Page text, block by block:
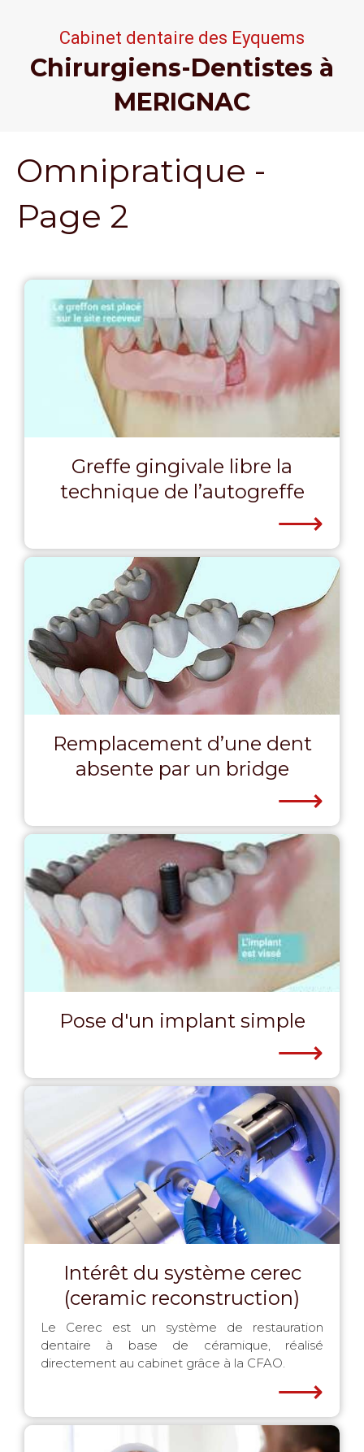
Cabinet dentaire des Eyquems
Chirurgiens-Dentistes à
MERIGNAC
Omnipratique -
Page 2
Greffe gingivale libre la
technique de l’autogreffe
⟶
Remplacement d’une dent
absente par un bridge
⟶
Pose d'un implant simple
⟶
Intérêt du système cerec
(ceramic reconstruction)
Le Cerec est un système de restauration
dentaire à base de céramique, réalisé
directement au cabinet grâce à la CFAO.
⟶